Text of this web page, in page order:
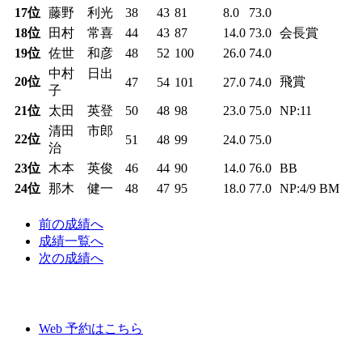
17位
藤野 利光 38 43 81 8.0
73.0
18位
田村 常喜 44 43 87 14.0 73.0 会長賞
19位
佐世 和彦 48 52 100 26.0 74.0
20位
中村 日出
子
47 54 101 27.0 74.0 飛賞
21位 太田 英登 50 48 98 23.0 75.0 NP:11
22位
清田 市郎
治
51 48 99 24.0 75.0
23位 木本 英俊 46 44 90 14.0 76.0 BB
24位
那木 健一 48 47 95 18.0 77.0 NP:4/9 BM
前の成績へ
成績一覧へ
次の成績へ
Web 予約はこちら